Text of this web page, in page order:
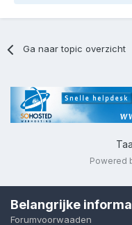
Ga naar topic overzicht
Powered
Belangrijke
Forumvoorwaaden